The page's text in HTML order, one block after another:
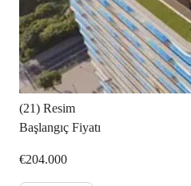
(21) Resim
Başlangıç Fiyatı
€204.000